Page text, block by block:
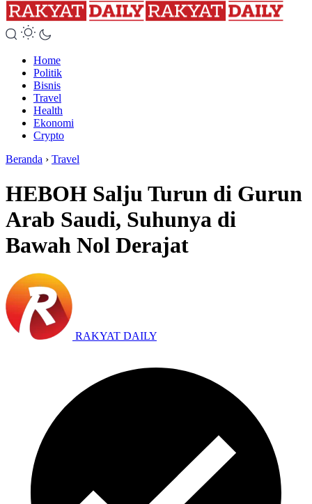
Home
Politik
Bisnis
Travel
Health
Ekonomi
Crypto
Beranda › Travel
HEBOH Salju Turun di Gurun
Arab Saudi, Suhunya di
Bawah Nol Derajat
RAKYAT DAILY